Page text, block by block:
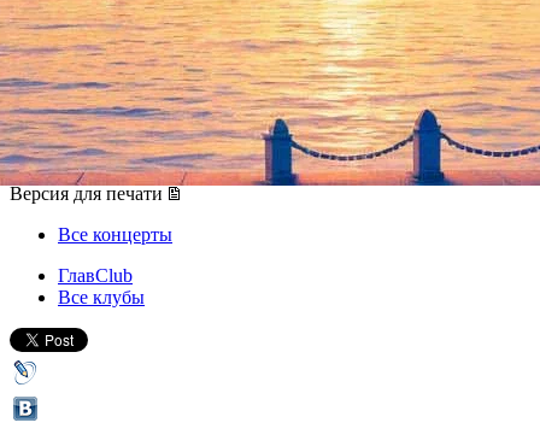
Чичерина откроет «Нашу
осень» в обновленном
Главклубе в ЛДМ
15 октября 2014, среда,20.00
Версия для печати
Все концерты
ГлавClub
Все клубы